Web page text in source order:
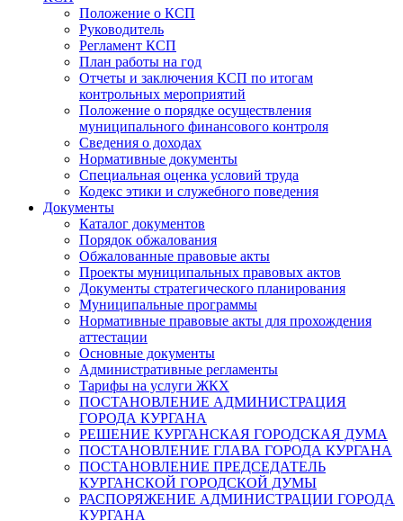
Положение о КСП
Руководитель
Регламент КСП
План работы на год
Отчеты и заключения КСП по итогам
контрольных мероприятий
Положение о порядке осуществления
муниципального финансового контроля
Сведения о доходах
Нормативные документы
Специальная оценка условий труда
Кодекс этики и служебного поведения
Документы
Каталог документов
Порядок обжалования
Обжалованные правовые акты
Проекты муниципальных правовых актов
Документы стратегического планирования
Муниципальные программы
Нормативные правовые акты для прохождения
аттестации
Основные документы
Административные регламенты
Тарифы на услуги ЖКХ
ПОСТАНОВЛЕНИЕ АДМИНИСТРАЦИЯ
ГОРОДА КУРГАНА
РЕШЕНИЕ КУРГАНСКАЯ ГОРОДСКАЯ ДУМА
ПОСТАНОВЛЕНИЕ ГЛАВА ГОРОДА КУРГАНА
ПОСТАНОВЛЕНИЕ ПРЕДСЕДАТЕЛЬ
КУРГАНСКОЙ ГОРОДСКОЙ ДУМЫ
РАСПОРЯЖЕНИЕ АДМИНИСТРАЦИИ ГОРОДА
КУРГАНА